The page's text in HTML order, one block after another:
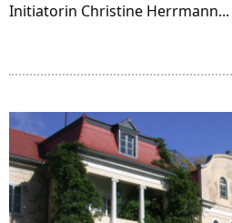
Initiatorin Christine Herrmann...